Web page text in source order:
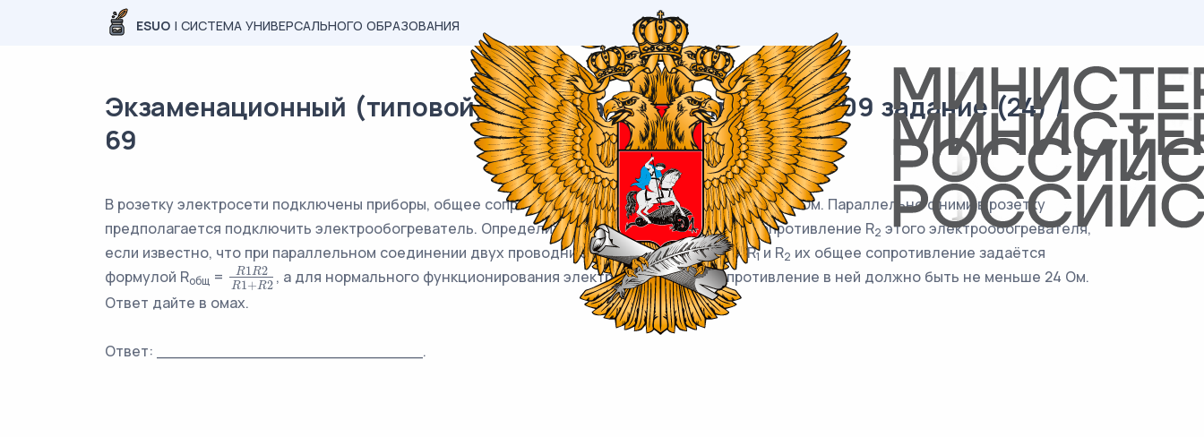
ESUO | СИСТЕМА УНИВЕРСАЛЬНОГО ОБРАЗОВАНИЯ
Экзаменационный (типовой) материал ЕГЭ / профиль / 09 задание (24) /
69
В розетку электросети подключены приборы, общее сопротивление которых составляет R1= 96 Ом. Параллельно с ними в розетку
предполагается подключить электрообогреватель. Определите наименьшее возможное сопротивление R2 этого электрообогревателя,
если известно, что при параллельном соединении двух проводников с сопротивлениями R1и R2 их общее сопротивление задаётся
формулой Rобщ = R1R2
R1+R2
R1R2R1+ R2
, а для нормального функционирования электросети общее сопротивление в ней должно быть не меньше 24 Ом.
Ответ дайте в омах.
Ответ: ___________________________.